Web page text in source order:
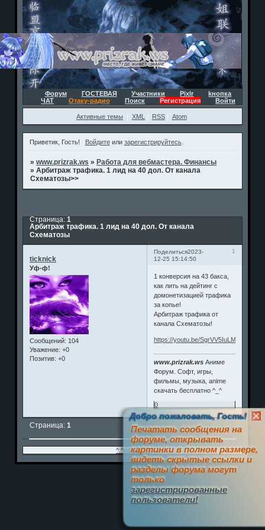
Форум ГОСТЕВАЯ Участники Pixlr
kнопка
ЧАТ
Отаку-радио Поиск Регистрация Войти
Активные темы XML RSS Atom
Приветик, Гость! Войдитеили зарегистрируйтесь.
»www.prizrak.ws » Работа для вебмастера. Финансы
»Арбитраж трафика. 1 лид на 40 дол. От канала
Схематозы>>
Арбитраж трафика. 1 лид на 40 дол. От канала
Схематозы
Страница:1
Поделиться 1
2023-
12-25 15:14:50
ticknick
Уф-ф!
Сообщений: 104
Уважение: +0
Позитив: +0
1 конверсия на 43 бакса,
как лить на дейтинг с
домонетизацией трафика
за копье!
Арбитраж трафика от
канала Схематозы!
https://youtu.be/SgrVV5IuLMw
www.prizrak.ws Аниме
Форум. Софт, игры,
фильмы, музыка, anime
скачать бесплатно ^_^
0
Страница:1
^.^вверх^.^
Добро пожаловать, Гость!
Печатать сообщения на
форуме, открывать
картинки в полном размере,
видеть скрытые ссылки и
разделы форума могут
только
зарегистрированные
пользователи!